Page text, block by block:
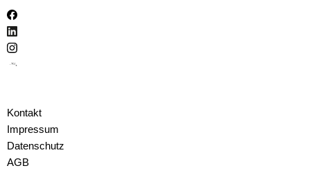
Kontakt
Impressum
Datenschutz
AGB